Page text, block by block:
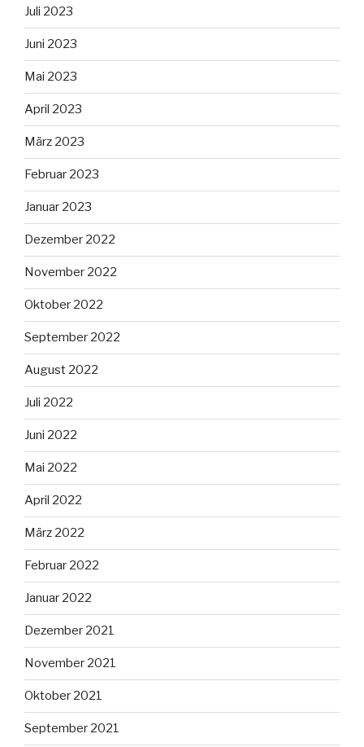
Juli 2023
Juni 2023
Mai 2023
April 2023
März 2023
Februar 2023
Januar 2023
Dezember 2022
November 2022
Oktober 2022
September 2022
August 2022
Juli 2022
Juni 2022
Mai 2022
April 2022
März 2022
Februar 2022
Januar 2022
Dezember 2021
November 2021
Oktober 2021
September 2021